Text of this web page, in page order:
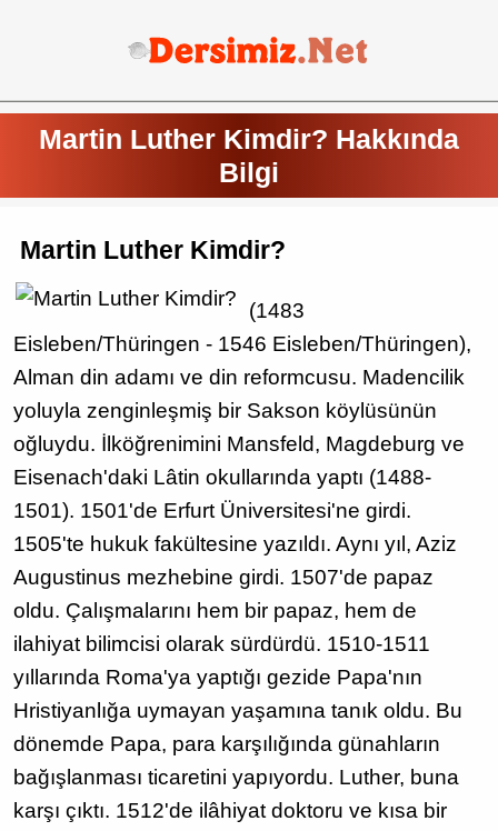
Martin Luther Kimdir? Hakkında
Bilgi
Martin Luther Kimdir?
(1483
Eisleben/Thüringen - 1546 Eisleben/Thüringen),
Alman din adamı ve din reformcusu. Madencilik
yoluyla zenginleşmiş bir Sakson köylüsünün
oğluydu. İlköğrenimini Mansfeld, Magdeburg ve
Eisenach'daki Lâtin okullarında yaptı (1488-
1501). 1501'de Erfurt Üniversitesi'ne girdi.
1505'te hukuk fakültesine yazıldı. Aynı yıl, Aziz
Augustinus mezhebine girdi. 1507'de papaz
oldu. Çalışmalarını hem bir papaz, hem de
ilahiyat bilimcisi olarak sürdürdü. 1510-1511
yıllarında Roma'ya yaptığı gezide Papa'nın
Hristiyanlığa uymayan yaşamına tanık oldu. Bu
dönemde Papa, para karşılığında günahların
bağışlanması ticaretini yapıyordu. Luther, buna
karşı çıktı. 1512'de ilâhiyat doktoru ve kısa bir